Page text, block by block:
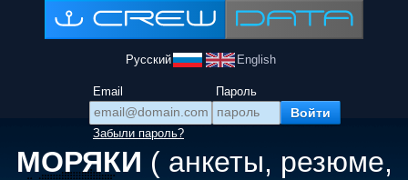
Русский English
Email Пароль
Забыли пароль?
МОРЯКИ ( анкеты, резюме,